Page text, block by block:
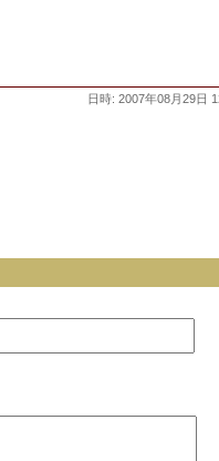
日時: 2007年08月29日